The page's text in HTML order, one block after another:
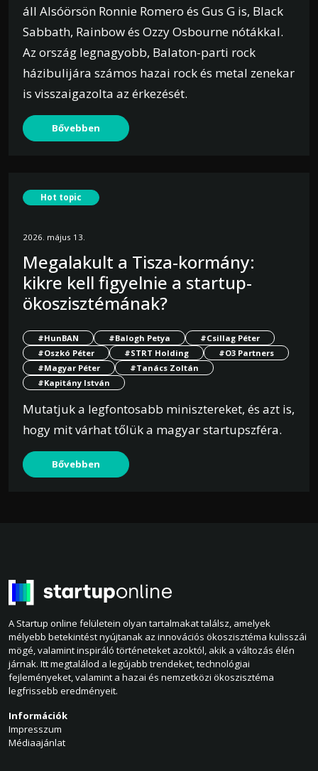
áll Alsóörsön Ronnie Romero és Gus G is, Black
Sabbath, Rainbow és Ozzy Osbourne nótákkal.
Az ország legnagyobb, Balaton-parti rock
házibulijára számos hazai rock és metal zenekar
is visszaigazolta az érkezését.
Bővebben
Hot topic
2026. május 13.
Megalakult a Tisza-kormány:
kikre kell figyelnie a startup-
ökoszisztémának?
#HunBAN #Balogh Petya
#Csillag Péter
#Oszkó Péter
#STRT Holding
#O3 Partners
#Magyar Péter
#Tanács Zoltán
#Kapitány István
Mutatjuk a legfontosabb minisztereket, és azt is,
hogy mit várhat tőlük a magyar startupszféra.
Bővebben
A Startup online felületein olyan tartalmakat találsz, amelyek
mélyebb betekintést nyújtanak az innovációs ökoszisztéma kulisszái
mögé, valamint inspiráló történeteket azoktól, akik a változás élén
járnak. Itt megtalálod a legújabb trendeket, technológiai
fejleményeket, valamint a hazai és nemzetközi ökoszisztéma
legfrissebb eredményeit.
Információk
Impresszum
Médiaajánlat